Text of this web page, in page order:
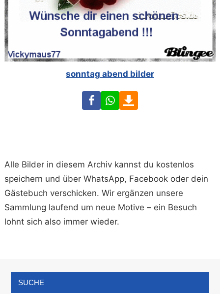
sonntag abend bilder
FacebookWhatsApp
Alle Bilder in diesem Archiv kannst du kostenlos
speichern und über WhatsApp, Facebook oder dein
Gästebuch verschicken. Wir ergänzen unsere
Sammlung laufend um neue Motive – ein Besuch
lohnt sich also immer wieder.
SUCHE